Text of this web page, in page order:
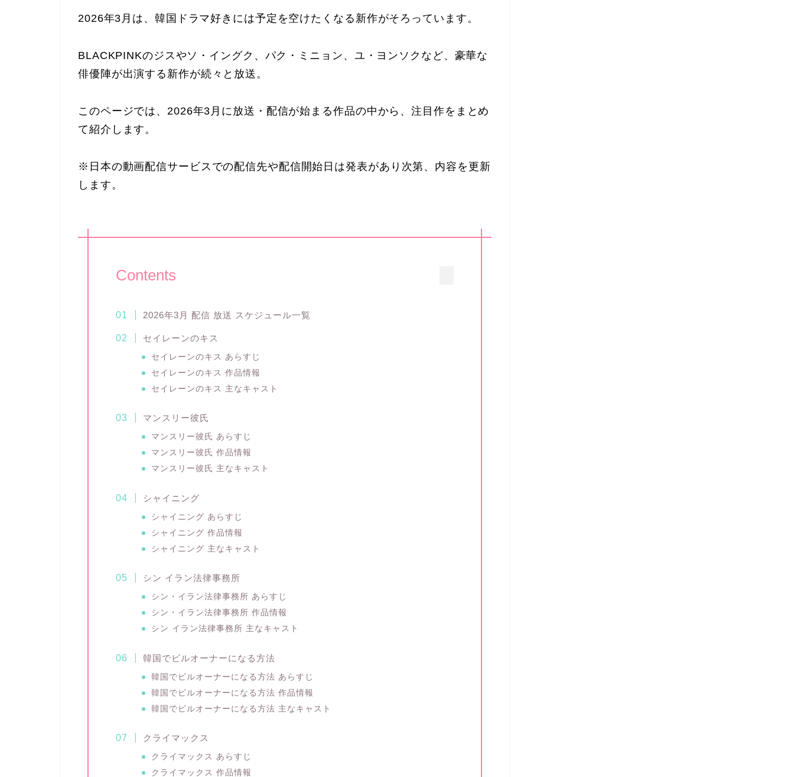
2026年3月は、韓国ドラマ好きには予定を空けたくなる新作がそろっています。
BLACKPINKのジスやソ・イングク、パク・ミニョン、ユ・ヨンソクなど、豪華な
俳優陣が出演する新作が続々と放送。
このページでは、2026年3月に放送・配信が始まる作品の中から、注目作をまとめ
て紹介します。
※日本の動画配信サービスでの配信先や配信開始日は発表があり次第、内容を更新
します。
Contents
2026年3月 配信 放送 スケジュール一覧
セイレーンのキス
セイレーンのキス あらすじ
セイレーンのキス 作品情報
セイレーンのキス 主なキャスト
マンスリー彼氏
マンスリー彼氏 あらすじ
マンスリー彼氏 作品情報
マンスリー彼氏 主なキャスト
シャイニング
シャイニング あらすじ
シャイニング 作品情報
シャイニング 主なキャスト
シン イラン法律事務所
シン・イラン法律事務所 あらすじ
シン・イラン法律事務所 作品情報
シン イラン法律事務所 主なキャスト
韓国でビルオーナーになる方法
韓国でビルオーナーになる方法 あらすじ
韓国でビルオーナーになる方法 作品情報
韓国でビルオーナーになる方法 主なキャスト
クライマックス
クライマックス あらすじ
クライマックス 作品情報